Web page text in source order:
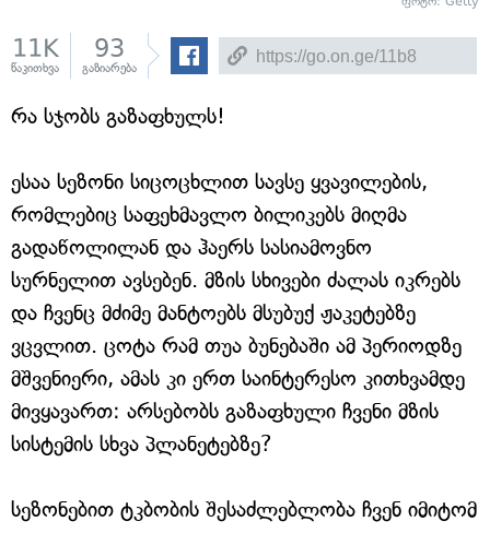
11K
წაკითხვა
93
გაზიარება
რა სჯობს გაზაფხულს!
ესაა სეზონი სიცოცხლით სავსე ყვავილების,
რომლებიც საფეხმავლო ბილიკებს მიღმა
გადაწოლილან და ჰაერს სასიამოვნო
სურნელით ავსებენ. მზის სხივები ძალას იკრებს
და ჩვენც მძიმე მანტოებს მსუბუქ ჟაკეტებზე
ვცვლით. ცოტა რამ თუა ბუნებაში ამ პერიოდზე
მშვენიერი, ამას კი ერთ საინტერესო კითხვამდე
მივყავართ: არსებობს გაზაფხული ჩვენი მზის
სისტემის სხვა პლანეტებზე?
სეზონებით ტკბობის შესაძლებლობა ჩვენ იმიტომ